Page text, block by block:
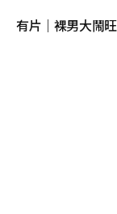
有片｜裸男大鬧